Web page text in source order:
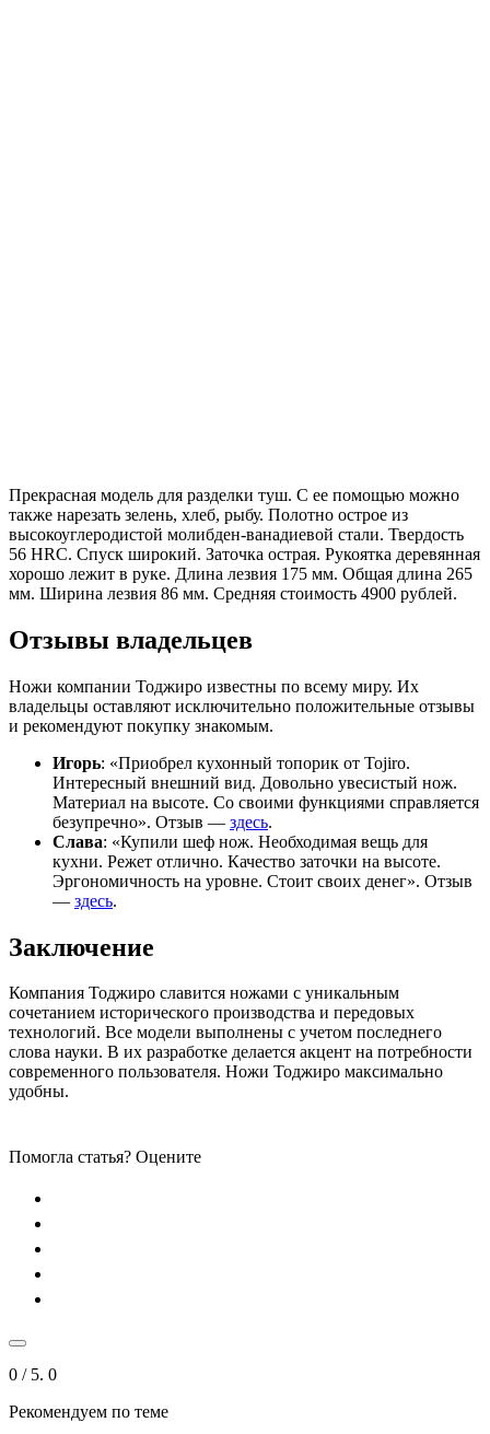
Прекрасная модель для разделки туш. С ее помощью можно
также нарезать зелень, хлеб, рыбу. Полотно острое из
высокоуглеродистой молибден-ванадиевой стали. Твердость
56 HRC. Спуск широкий. Заточка острая. Рукоятка деревянная
хорошо лежит в руке. Длина лезвия 175 мм. Общая длина 265
мм. Ширина лезвия 86 мм. Средняя стоимость 4900 рублей.
Отзывы владельцев
Ножи компании Тоджиро известны по всему миру. Их
владельцы оставляют исключительно положительные отзывы
и рекомендуют покупку знакомым.
Игорь: «Приобрел кухонный топорик от Tojiro.
Интересный внешний вид. Довольно увесистый нож.
Материал на высоте. Со своими функциями справляется
безупречно». Отзыв — здесь.
Слава: «Купили шеф нож. Необходимая вещь для
кухни. Режет отлично. Качество заточки на высоте.
Эргономичность на уровне. Стоит своих денег». Отзыв
— здесь.
Заключение
Компания Тоджиро славится ножами с уникальным
сочетанием исторического производства и передовых
технологий. Все модели выполнены с учетом последнего
слова науки. В их разработке делается акцент на потребности
современного пользователя. Ножи Тоджиро максимально
удобны.
Помогла статья? Оцените
0 / 5. 0
Рекомендуем по теме